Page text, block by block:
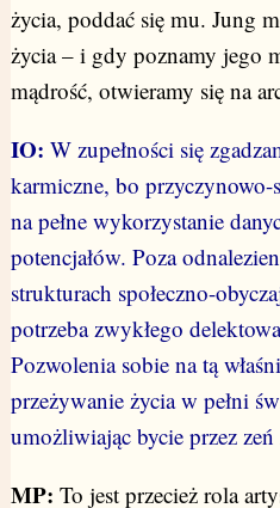
życia, poddać się mu. Jung
życia – i gdy poznamy jego
mądrość, otwieramy się na
IO: W zupełności się
karmiczne, bo
na pełne wykorzystanie
potencjałów. Poza
strukturach społeczno-
potrzeba zwykłego
Pozwolenia sobie na tą
przeżywanie życia w pełni
umożliwiając bycie przez
MP: To jest przecież rola